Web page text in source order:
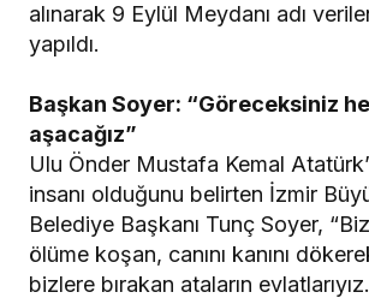
alınarak 9 Eylül Meydanı adı
yapıldı.
Başkan Soyer: “Göreceksiniz
aşacağız”
Ulu Önder Mustafa Kemal
insanı olduğunu belirten İzmir
Belediye Başkanı Tunç Soyer,
ölüme koşan, canını kanını
bizlere bırakan ataların